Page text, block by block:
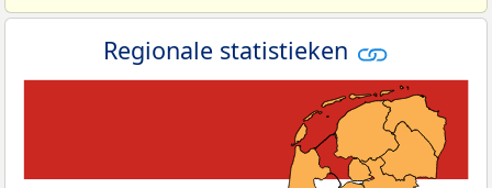
Regionale statistieken